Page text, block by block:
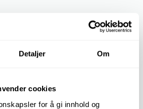
Detaljer Om
cookies
for å gi innhold og
e examinada ao microscópio com
imagens são documentadas para
um acompanhamento imediato.